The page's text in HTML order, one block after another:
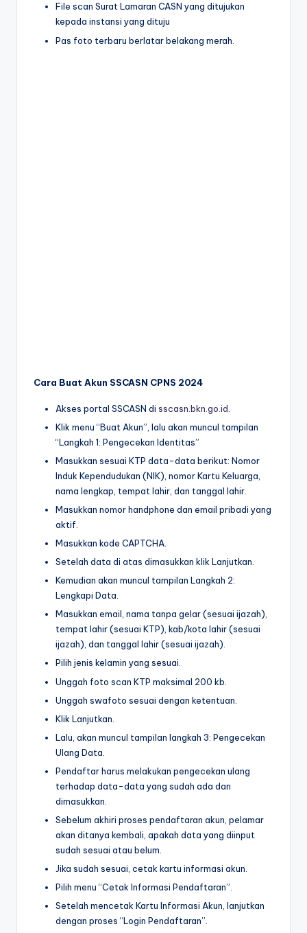
File scan Surat Lamaran CASN yang ditujukan
kepada instansi yang dituju
Pas foto terbaru berlatar belakang merah.
Cara Buat Akun SSCASN CPNS 2024
Akses portal SSCASN di sscasn.bkn.go.id
Klik menu “Buat Akun”, lalu akan muncul tampilan
“Langkah 1: Pengecekan Identitas”
Masukkan sesuai KTP data-data berikut: Nomor
Induk Kependudukan (NIK), nomor Kartu Keluarga,
nama lengkap, tempat lahir, dan tanggal lahir.
Masukkan nomor handphone dan email pribadi yang
aktif.
Masukkan kode CAPTCHA.
Setelah data di atas dimasukkan klik Lanjutkan.
Kemudian akan muncul tampilan Langkah 2:
Lengkapi Data.
Masukkan email, nama tanpa gelar (sesuai ijazah),
tempat lahir (sesuai KTP), kab/kota lahir (sesuai
ijazah), dan tanggal lahir (sesuai ijazah).
Pilih jenis kelamin yang sesuai.
Unggah foto scan KTP maksimal 200 kb.
Unggah swafoto sesuai dengan ketentuan.
Klik Lanjutkan.
Lalu, akan muncul tampilan langkah 3: Pengecekan
Ulang Data.
Pendaftar harus melakukan pengecekan ulang
terhadap data-data yang sudah ada dan
dimasukkan.
Sebelum akhiri proses pendaftaran akun, pelamar
akan ditanya kembali, apakah data yang diinput
sudah sesuai atau belum.
Jika sudah sesuai, cetak kartu informasi akun.
Pilih menu “Cetak Informasi Pendaftaran”.
Setelah mencetak Kartu Informasi Akun, lanjutkan
dengan proses “Login Pendaftaran”.